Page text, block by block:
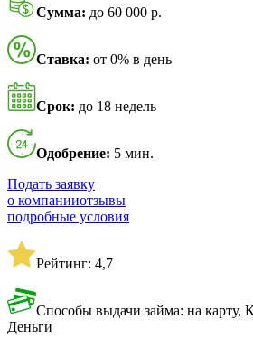
Сумма: до 60 000 р.
Ставка: от 0% в день
Срок: до 18 недель
Одобрение: 5 мин.
Подать заявку
о компанииотзывы
подробные условия
Рейтинг: 4,7
Способы выдачи займа: на карту,
Деньги